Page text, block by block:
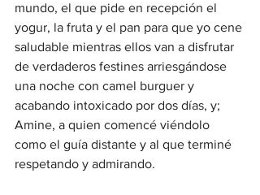
mundo, el que pide en recepción el
yogur, la fruta y el pan para que yo cene
saludable mientras ellos van a disfrutar
de verdaderos festines arriesgándose
una noche con camel burguer y
acabando intoxicado por dos días, y;
Amine, a quien comencé viéndolo
como el guía distante y al que terminé
respetando y admirando.